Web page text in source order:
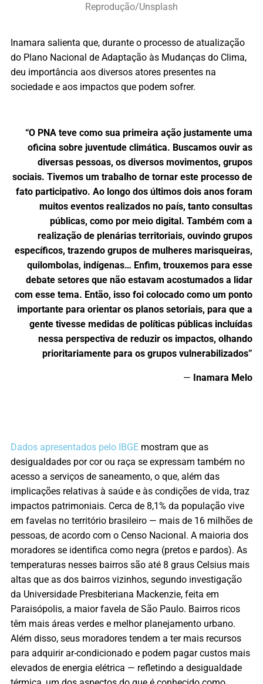
Reprodução/Unsplash
Inamara salienta que, durante o processo de atualização
do Plano Nacional de Adaptação às Mudanças do Clima,
deu importância aos diversos atores presentes na
sociedade e aos impactos que podem sofrer.
“O PNA teve como sua primeira ação justamente uma
oficina sobre juventude climática. Buscamos ouvir as
diversas pessoas, os diversos movimentos, grupos
sociais. Tivemos um trabalho de tornar este processo de
fato participativo. Ao longo dos últimos dois anos foram
muitos eventos realizados no país, tanto consultas
públicas, como por meio digital. Também com a
realização de plenárias territoriais, ouvindo grupos
específicos, trazendo grupos de mulheres marisqueiras,
quilombolas, indígenas… Enfim, trouxemos para esse
debate setores que não estavam acostumados a lidar
com esse tema. Então, isso foi colocado como um ponto
importante para orientar os planos setoriais, para que a
gente tivesse medidas de políticas públicas incluídas
nessa perspectiva de reduzir os impactos, olhando
prioritariamente para os grupos vulnerabilizados”
— Inamara Melo
Dados apresentados pelo IBGE mostram que as
desigualdades por cor ou raça se expressam também no
acesso a serviços de saneamento, o que, além das
implicações relativas à saúde e às condições de vida, traz
impactos patrimoniais. Cerca de 8,1% da população vive
em favelas no território brasileiro — mais de 16 milhões de
pessoas, de acordo com o Censo Nacional. A maioria dos
moradores se identifica como negra (pretos e pardos). As
temperaturas nesses bairros são até 8 graus Celsius mais
altas que as dos bairros vizinhos, segundo investigação
da Universidade Presbiteriana Mackenzie, feita em
Paraisópolis, a maior favela de São Paulo. Bairros ricos
têm mais áreas verdes e melhor planejamento urbano.
Além disso, seus moradores tendem a ter mais recursos
para adquirir ar-condicionado e podem pagar custos mais
elevados de energia elétrica — refletindo a desigualdade